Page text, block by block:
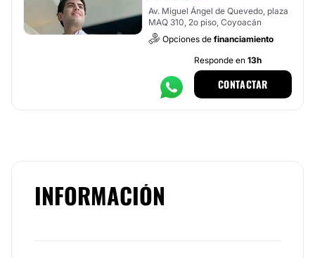
Av. Miguel Ángel de Quevedo, plaza
MAQ 310, 2o piso, Coyoacán
Opciones de financiamiento
Responde en 13h
CONTACTAR
INFORMACIÓN